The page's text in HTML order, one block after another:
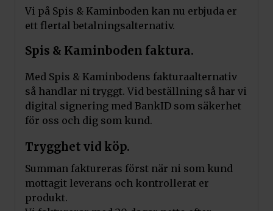
Vi på Spis & Kaminboden kan nu erbjuda er
ett flertal betalningsalternativ.
Spis & Kaminboden faktura.
Med Spis & Kaminbodens fakturaalternativ
så handlar ni tryggt. Vid beställning så har vi
digital signering med BankID som säkerhet
för oss och dig som kund.
Trygghet vid köp.
Summan faktureras först när ni som kund
mottagit leverans och kontrollerat er
produkt.